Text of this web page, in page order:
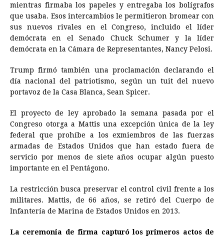
mientras firmaba los papeles y entregaba los bolígrafos
que usaba. Esos intercambios le permitieron bromear con
sus nuevos rivales en el Congreso, incluido el líder
demócrata en el Senado Chuck Schumer y la líder
demócrata en la Cámara de Representantes, Nancy Pelosi.
Trump firmó también una proclamación declarando el
día nacional del patriotismo, según un tuit del nuevo
portavoz de la Casa Blanca, Sean Spicer.
El proyecto de ley aprobado la semana pasada por el
Congreso otorga a Mattis una excepción única de la ley
federal que prohíbe a los exmiembros de las fuerzas
armadas de Estados Unidos que han estado fuera de
servicio por menos de siete años ocupar algún puesto
importante en el Pentágono.
La restricción busca preservar el control civil frente a los
militares. Mattis, de 66 años, se retiró del Cuerpo de
Infantería de Marina de Estados Unidos en 2013.
La ceremonia de firma capturó los primeros actos de